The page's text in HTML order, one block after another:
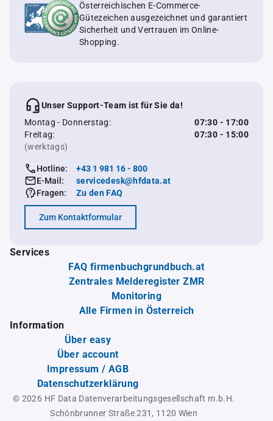
Österreichischen E-Commerce-
Gütezeichen ausgezeichnet und garantiert
Sicherheit und Vertrauen im Online-
Shopping.
Unser Support-Team ist für Sie da!
Montag - Donnerstag:
07:30 - 17:00
Freitag:
07:30 - 15:00
(werktags)
Hotline:
+43 1 981 16 - 800
E-Mail:
servicedesk@hfdata.at
Fragen:
Zu den FAQ
Zum Kontaktformular
Services
FAQ firmenbuchgrundbuch.at
Zentrales Melderegister ZMR
Monitoring
Alle Firmen in Österreich
Information
Über easy
Über account
Impressum / AGB
Datenschutzerklärung
© 2026 HF Data Datenverarbeitungsgesellschaft m.b.H.
Schönbrunner Straße 231, 1120 Wien